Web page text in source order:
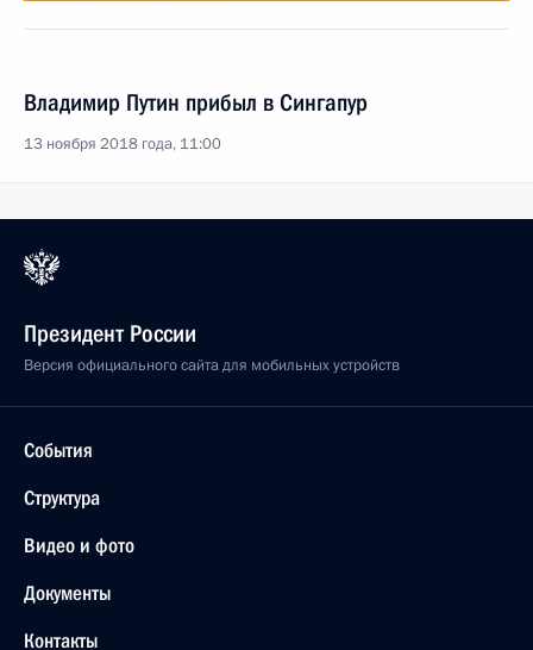
Владимир Путин прибыл в Сингапур
13 ноября 2018 года, 11:00
Президент России
Версия официального сайта для мобильных устройств
События
Структура
Видео и фото
Документы
Контакты